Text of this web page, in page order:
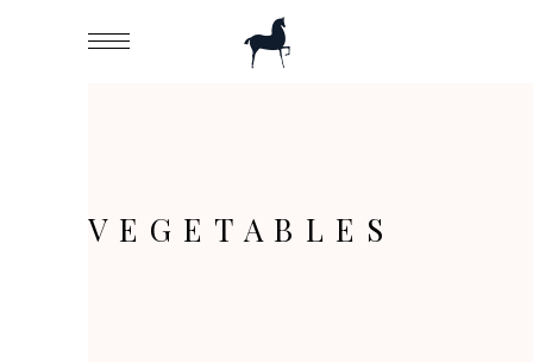
VEGETABLES